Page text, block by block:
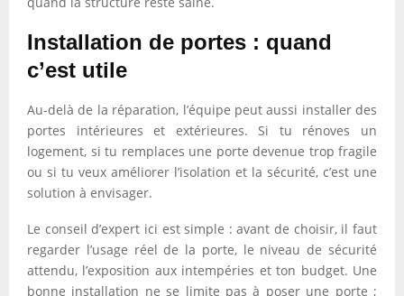
Installation de portes : quand
c’est utile
Au-delà de la réparation, l’équipe peut aussi installer des
portes intérieures et extérieures. Si tu rénoves un
logement, si tu remplaces une porte devenue trop fragile
ou si tu veux améliorer l’isolation et la sécurité, c’est une
solution à envisager.
Le conseil d’expert ici est simple : avant de choisir, il faut
regarder l’usage réel de la porte, le niveau de sécurité
attendu, l’exposition aux intempéries et ton budget. Une
bonne installation ne se limite pas à poser une porte ;